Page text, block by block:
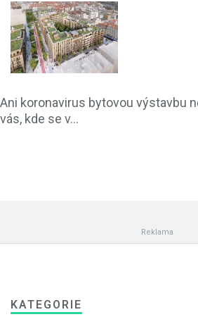
Ani koronavirus bytovou výstavbu
vás, kde se v...
KATEGORIE